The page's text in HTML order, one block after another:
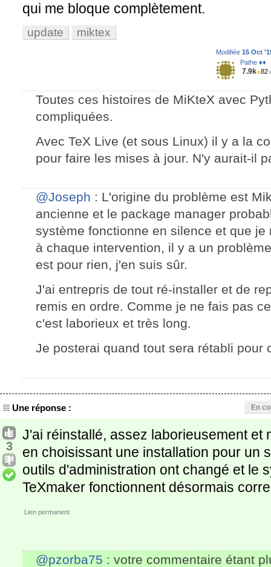
qui me bloque complètement.
update miktex
Modifiée 15 Oct
Pathe ♦♦
7.9k●82
Toutes ces histoires de MiKteX avec
compliquées.
Avec TeX Live (et sous Linux) il y a la
pour faire les mises à jour. N'y aurait-il
@Joseph : L'origine du problème est
ancienne et le package manager
système fonctionne en silence et que
à chaque intervention, il y a un
est pour rien, j'en suis sûr.
J'ai entrepris de tout ré-installer et de
remis en ordre. Comme je ne fais pas
c'est laborieux et très long.
Je posterai quand tout sera rétabli pour
Une réponse : En
3
J'ai réinstallé, assez laborieusement et
en choisissant une installation pour un
outils d'administration ont changé et le
TeXmaker fonctionnent désormais
Lien permanent
@pzorba75 : votre commentaire étant